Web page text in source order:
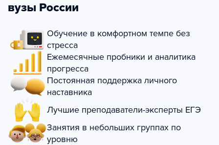
вузы России
Обучение в комфортном темпе без
стресса
Ежемесячные пробники и аналитика
прогресса
Постоянная поддержка личного
наставника
Лучшие преподаватели-эксперты ЕГЭ
Занятия в небольших группах по
уровню